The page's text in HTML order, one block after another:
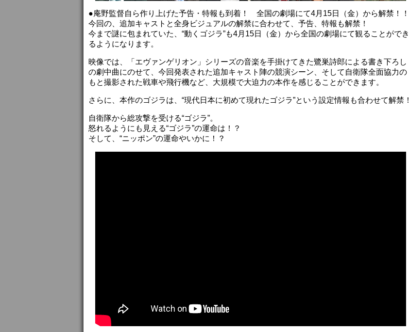
●庵野監督自ら作り上げた予告・特報も到着！ 全国の劇場にて4月15日（金）から解禁！！
今回の、追加キャストと全身ビジュアルの解禁に合わせて、予告、特報も解禁！
今まで謎に包まれていた、“動くゴジラ”も4月15日（金）から全国の劇場にて観ることができ
るようになります。
映像では、「エヴァンゲリオン」シリーズの音楽を手掛けてきた鷺巣詩郎による書き下ろし
の劇中曲にのせて、今回発表された追加キャスト陣の競演シーン、そして自衛隊全面協力の
もと撮影された戦車や飛行機など、大規模で大迫力の本作を感じることができます。
さらに、本作のゴジラは、“現代日本に初めて現れたゴジラ”という設定情報も合わせて解禁！
自衛隊から総攻撃を受ける“ゴジラ”。
怒れるようにも見える“ゴジラ”の運命は！？
そして、“ニッポン”の運命やいかに！？